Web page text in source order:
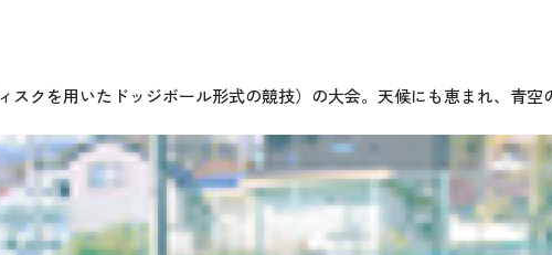
クを用いたドッジボール形式の競技）の大会。天候にも恵まれ、青空